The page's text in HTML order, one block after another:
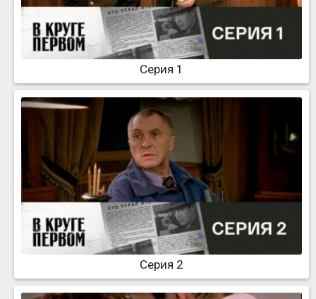
Серия 1
Серия 2